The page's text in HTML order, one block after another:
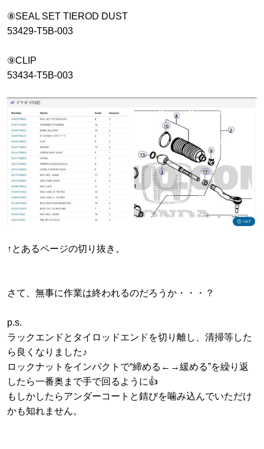
⑧SEAL SET TIEROD DUST
53429-T5B-003
⑨CLIP
53434-T5B-003
↑とあるページの切り抜き。
さて、無事に作業は終われるのだろうか・・・？
p.s.
ラックエンドとタイロッドエンドを切り離し、清掃等した
ら良くなりました♪
ロックナットをインパクトで“締める←→緩める”を繰り返
したら一番奥まで手で回るように👍
もしかしたらアンダーコートと錆びを噛み込んでいただけ
かも知れません。